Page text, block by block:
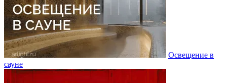
Освещение в
сауне